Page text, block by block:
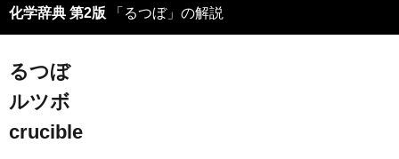
化学辞典 第2版 「るつぼ」の解説
るつぼ
ルツボ
crucible